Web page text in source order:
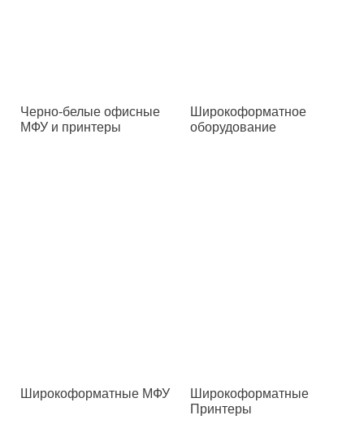
Черно-белые офисные
МФУ и принтеры
Широкоформатное
оборудование
Широкоформатные МФУ
Широкоформатные
Принтеры